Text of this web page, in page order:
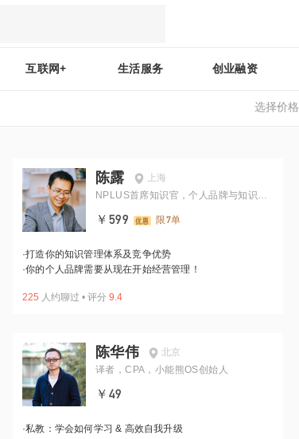
互联网+ 生活服务 创业融资
选择价格
陈露
上海
NPLUS首席知识官，个人品牌与知识管
￥599 限7单
·打造你的知识管理体系及竞争优势
·你的个人品牌需要从现在开始经营管理！
225 人约聊过 • 评分 9.4
陈华伟
北京
译者，CPA，小能熊OS创始人
￥49
·私教：学会如何学习 & 高效自我升级